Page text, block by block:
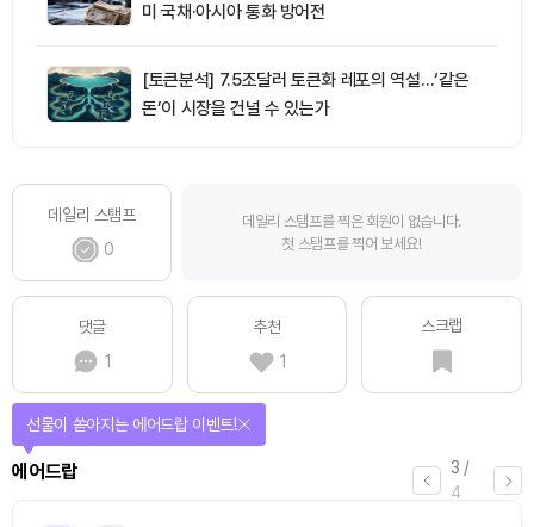
미 국채·아시아 통화 방어전
[토큰분석] 7.5조달러 토큰화 레포의 역설…‘같은
돈’이 시장을 건널 수 있는가
데일리 스탬프
0
데일리 스탬프를 찍은 회원이 없습니다.
첫 스탬프를 찍어 보세요!
댓글
1
추천
1
스크랩
3 /
4
에어드랍
선물이 쏟아지는 에어드랍 이벤트!